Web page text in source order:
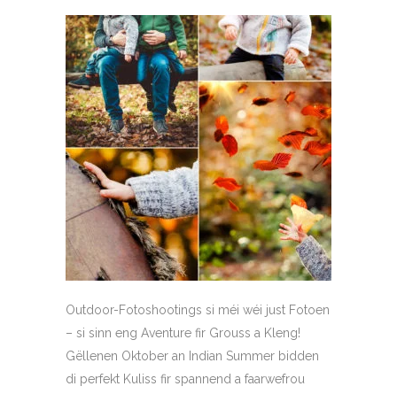
Outdoor-Fotoshootings si méi wéi just Fotoen
– si sinn eng Aventure fir Grouss a Kleng!
Gëllenen Oktober an Indian Summer bidden
di perfekt Kuliss fir spannend a faarwefrou